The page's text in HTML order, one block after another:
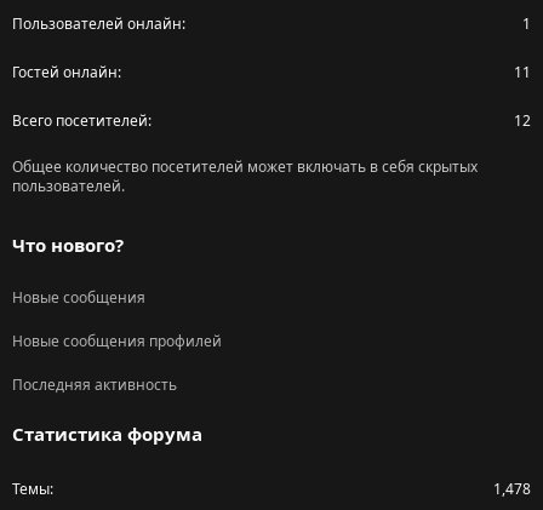
Пользователей онлайн 1
Гостей онлайн 11
Всего посетителей 12
Общее количество посетителей может включать в себя скрытых
пользователей.
Что нового?
Новые сообщения
Новые сообщения профилей
Последняя активность
Статистика форума
Темы 1,478